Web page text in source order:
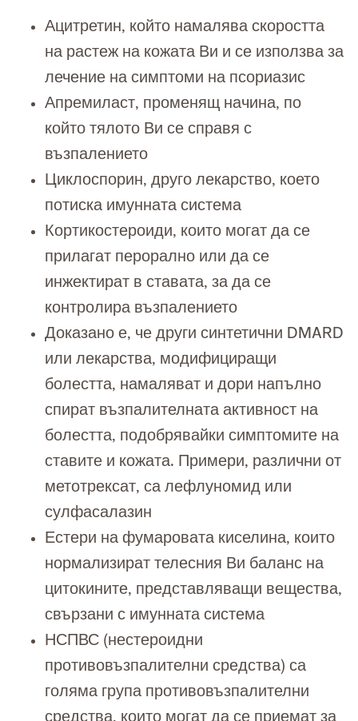
Ацитретин, който намалява скоростта
на растеж на кожата Ви и се използва за
лечение на симптоми на псориазис
Апремиласт, променящ начина, по
който тялото Ви се справя с
възпалението
Циклоспорин, друго лекарство, което
потиска имунната система
Кортикостероиди, които могат да се
прилагат перорално или да се
инжектират в ставата, за да се
контролира възпалението
Доказано е, че други синтетични DMARD
или лекарства, модифициращи
болестта, намаляват и дори напълно
спират възпалителната активност на
болестта, подобрявайки симптомите на
ставите и кожата. Примери, различни от
метотрексат, са лефлуномид или
сулфасалазин
Естери на фумаровата киселина, които
нормализират телесния Ви баланс на
цитокините, представляващи вещества,
свързани с имунната система
НСПВС (нестероидни
противовъзпалителни средства) са
голяма група противовъзпалителни
средства, които могат да се приемат за